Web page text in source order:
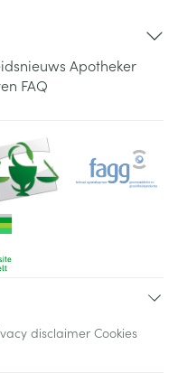
Apotheker
FAQ
disclaimer Cookies